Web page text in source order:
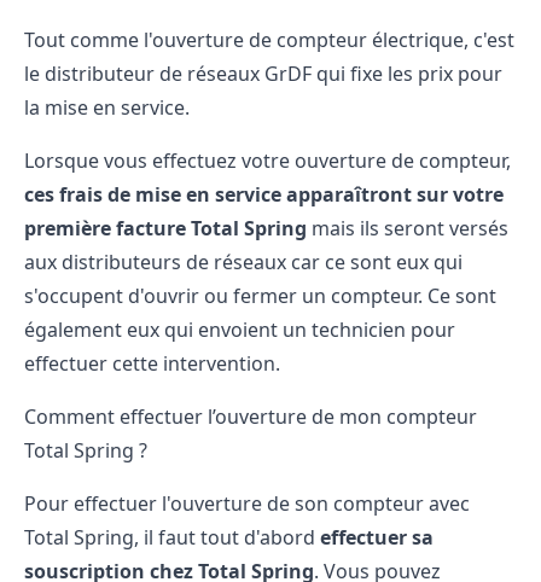
Tout comme l'ouverture de compteur électrique, c'est
le distributeur de réseaux GrDF qui fixe les prix pour
la mise en service.
Lorsque vous effectuez votre ouverture de compteur,
ces frais de mise en service apparaîtront sur votre
première facture Total Spring mais ils seront versés
aux distributeurs de réseaux car ce sont eux qui
s'occupent d'ouvrir ou fermer un compteur. Ce sont
également eux qui envoient un technicien pour
effectuer cette intervention.
Comment effectuer l’ouverture de mon compteur
Total Spring ?
Pour effectuer l'ouverture de son compteur avec
Total Spring, il faut tout d'abord effectuer sa
souscription chez Total Spring. Vous pouvez